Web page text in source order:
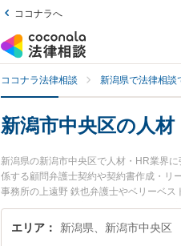
ココナラへ
ココナラ法律相談 新潟県で法律相談
新潟市中央区の人
新潟県の新潟市中央区で人材・HR業界
係する顧問弁護士契約や契約書作成・リ
事務所の上遠野 鉄也弁護士やベリーベ
費用、強みなどが注目されています。『
富な近くの弁護士を検索したい』『初
エリア 新潟県、新潟市中央区